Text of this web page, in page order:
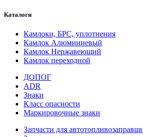
Каталоги
Камлоки, БРС, уплотнения
Камлок Алюминиевый
Камлок Нержавеющий
Камлок переходной
ДОПОГ
ADR
Знаки
Класс опасности
Маркировочные знаки
Запчасти для